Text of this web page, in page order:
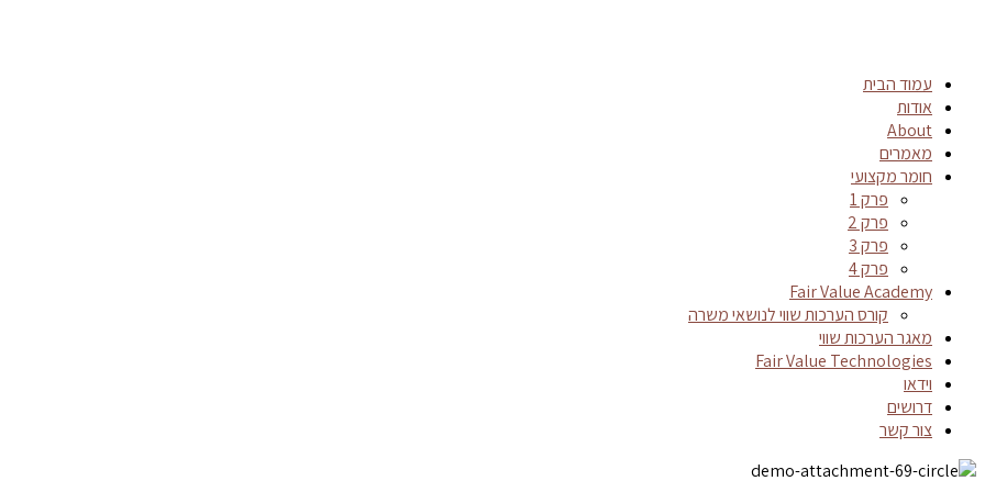
עמוד הבית
אודות
About
מאמרים
חומר מקצועי
פרק 1
פרק 2
פרק 3
פרק 4
Fair Value Academy
קורס הערכות שווי לנושאי משרה
מאגר הערכות שווי
Fair Value Technologies
וידאו
דרושים
צור קשר